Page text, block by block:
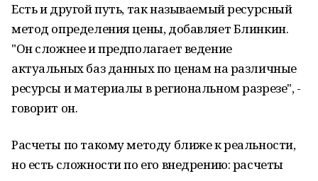
Есть и другой путь, так называемый ресурсный
метод определения цены, добавляет Блинкин.
"Он сложнее и предполагает ведение
актуальных баз данных по ценам на различные
ресурсы и материалы в региональном разрезе", -
говорит он.
Расчеты по такому методу ближе к реальности,
но есть сложности по его внедрению: расчеты